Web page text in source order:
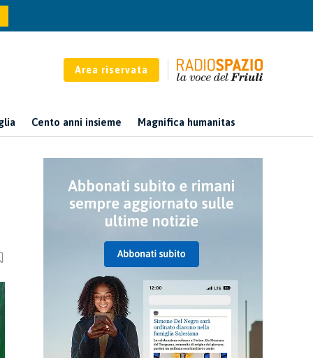
Area riservata
Cento anni insieme Magnifica humanitas